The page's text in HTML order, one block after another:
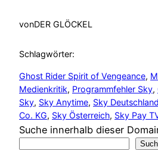
vonDER GLÖCKEL
Schlagwörter:
Ghost Rider Spirit of Vengeance,
Medienkritik, Programmfehler Sky,
Sky, Sky Anytime, Sky
Co. KG, Sky Österreich, Sky Pay
Suche innerhalb dieser